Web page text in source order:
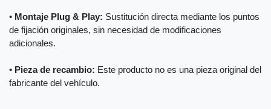
• Montaje Plug & Play: Sustitución directa mediante los puntos
de fijación originales, sin necesidad de modificaciones
adicionales.
• Pieza de recambio: Este producto no es una pieza original del
fabricante del vehículo.